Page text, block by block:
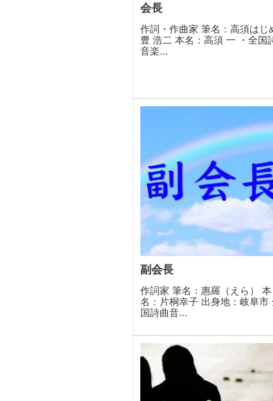
会長
作詞・作曲家 筆名：高須はじ
豊 浩二 本名：高須 一 ・全国
音楽...
副会長
作詞家 筆名：惠羅（えら） 本
名：片桐幸子 出身地：岐阜市
国詩曲音...